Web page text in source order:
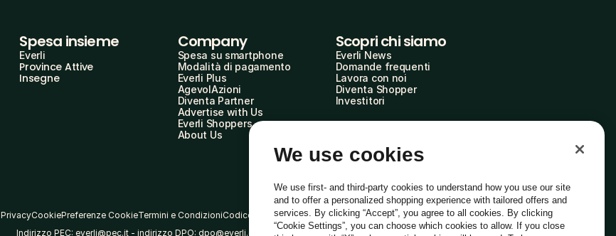
Spesa insieme
Everli
Province Attive
Insegne
Company
Spesa su smartphone
Modalità di pagamento
Everli Plus
AgevolAzioni
Diventa Partner
Advertise with Us
Everli Shoppers
About Us
Scopri chi siamo
Everli News
Domande frequenti
Lavora con noi
Diventa Shopper
Investitori
PrivacyCookiePreferenze CookieTermini e CondizioniCodice Etico
Indirizzo PEC: everli@pec.it - indirizzo DPO: dpo@everli.com
We use cookies
We use first- and third-party cookies to understand how you use our site
and to offer a personalized shopping experience with tailored offers and
services. By clicking “Accept”, you agree to all cookies. By clicking
“Cookie Settings”, you can choose which cookies to allow. If you close